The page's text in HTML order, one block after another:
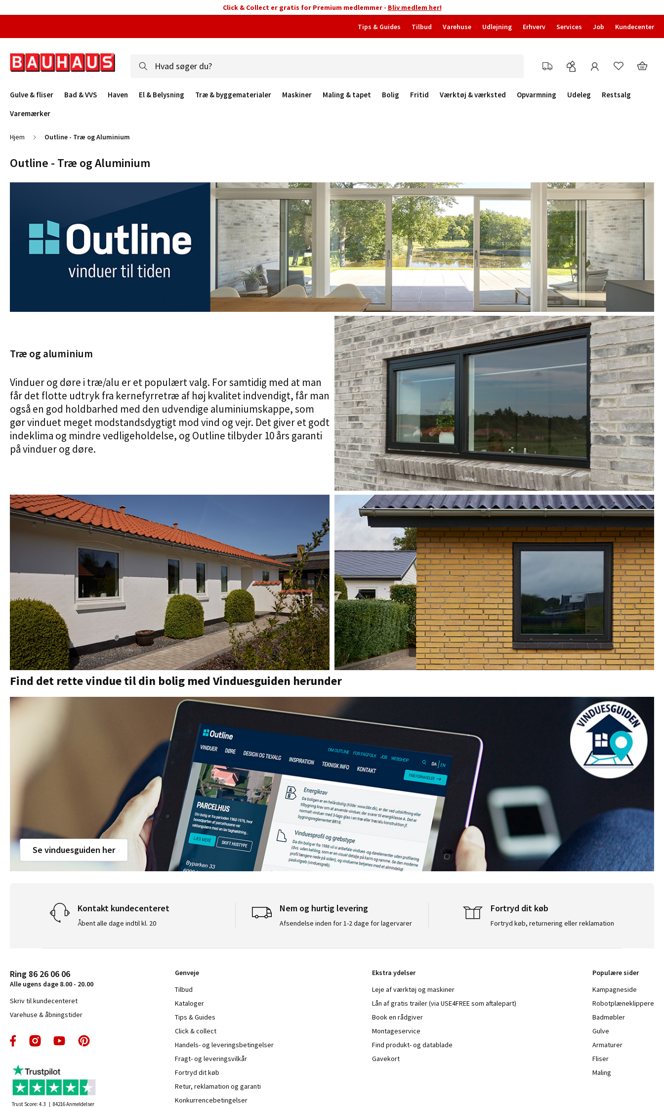
Click & Collect er gratis for Premium medlemmer - Bliv medlem her!
Tips & Guides Tilbud Varehuse Udlejning Erhverv Services Job Kundecenter
Gulve & fliser Bad & VVS Haven El & Belysning Træ & byggematerialer Maskiner Maling & tapet Bolig Fritid Værktøj & værksted Opvarmning Udeleg
Restsalg
Varemærker
Hjem Outline - Træ og Aluminium
Outline - Træ og Aluminium
Træ og aluminium
Vinduer og døre i træ/alu er et populært valg. For samtidig med at man
får det flotte udtryk fra kernefyrretræ af høj kvalitet indvendigt, får man
også en god holdbarhed med den udvendige aluminiumskappe, som
gør vinduet meget modstandsdygtigt mod vind og vejr. Det giver et godt
indeklima og mindre vedligeholdelse, og Outline tilbyder 10 års garanti
på vinduer og døre.
Find det rette vindue til din bolig med Vinduesguiden herunder
Se vinduesguiden her
Kontakt kundecenteret
Åbent alle dage indtil kl. 20
Nem og hurtig levering
Afsendelse inden for 1-2 dage for lagervarer
Fortryd dit køb
Fortryd køb, returnering eller reklamation
Ring 86 26 06 06
Alle ugens dage 8.00 - 20.00
Skriv til kundecenteret
Varehuse & åbningstider
Trust Score: 4.3 84216Anmeldelser
Genveje
Tilbud
Kataloger
Tips & Guides
Click & collect
Handels- og leveringsbetingelser
Fragt- og leveringsvilkår
Fortryd dit køb
Retur, reklamation og garanti
Konkurrencebetingelser
Ekstra ydelser
Leje af værktøj og maskiner
Lån af gratis trailer (via USE4FREE som aftalepart)
Book en rådgiver
Montageservice
Find produkt- og datablade
Gavekort
Populære sider
Kampagneside
Robotplæneklippere
Badmøbler
Gulve
Armaturer
Fliser
Maling